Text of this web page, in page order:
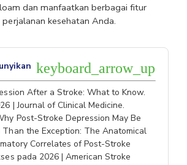
dan manfaatkan berbagai fitur
kesehatan Anda.
keyboard_arrow_up
After a Stroke: What to Know.
| Journal of Clinical Medicine.
Post-Stroke Depression May Be
the Exception: The Anatomical
Correlates of Post-Stroke
pada 2026 | American Stroke